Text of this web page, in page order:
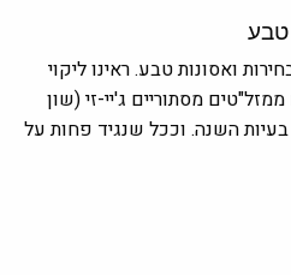
ואסונות טבע. ראינו ליקוי
מסתוריים ג'יי-זי (שון
קרטר) הבין שהגיע ל-100 בעיות השנה. וככל שנגיד פחות על